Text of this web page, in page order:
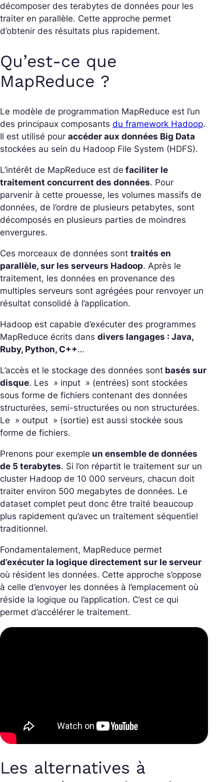
décomposer des terabytes de données pour les
traiter en parallèle. Cette approche permet
d’obtenir des résultats plus rapidement.
Qu’est-ce que
MapReduce ?
Le modèle de programmation MapReduce est l’un
des principaux composants du framework Hadoop.
Il est utilisé pour accéder aux données Big Data
stockées au sein du Hadoop File System (HDFS).
L’intérêt de MapReduce est de faciliter le
traitement concurrent des données. Pour
parvenir à cette prouesse, les volumes massifs de
données, de l’ordre de plusieurs petabytes, sont
décomposés en plusieurs parties de moindres
envergures.
Ces morceaux de données sont traités en
parallèle, sur les serveurs Hadoop. Après le
traitement, les données en provenance des
multiples serveurs sont agrégées pour renvoyer un
résultat consolidé à l’application.
Hadoop est capable d’exécuter des programmes
MapReduce écrits dans divers langages : Java,
Ruby, Python, C++…
L’accès et le stockage des données sont basés sur
disque. Les » input » (entrées) sont stockées
sous forme de fichiers contenant des données
structurées, semi-structurées ou non structurées.
Le » output » (sortie) est aussi stockée sous
forme de fichiers.
Prenons pour exemple un ensemble de données
de 5 terabytes. Si l’on répartit le traitement sur un
cluster Hadoop de 10 000 serveurs, chacun doit
traiter environ 500 megabytes de données. Le
dataset complet peut donc être traité beaucoup
plus rapidement qu’avec un traitement séquentiel
traditionnel.
Fondamentalement, MapReduce permet
d’exécuter la logique directement sur le serveur
où résident les données. Cette approche s’oppose
à celle d’envoyer les données à l’emplacement où
réside la logique ou l’application. C’est ce qui
permet d’accélérer le traitement.
Les alternatives à